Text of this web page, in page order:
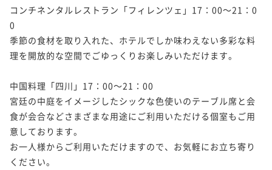
コンチネンタルレストラン「フィレンツェ」17：00～21：0
0
季節の食材を取り入れた、ホテルでしか味わえない多彩な料
理を開放的な空間でごゆっくりお楽しみいただけます。
中国料理「四川」17：00～21：00
宮廷の中庭をイメージしたシックな色使いのテーブル席と会
食が会合などさまざまな用途にご利用いただける個室もご用
意しております。
お一人様からご利用いただけますので、お気軽にお立ち寄り
ください。